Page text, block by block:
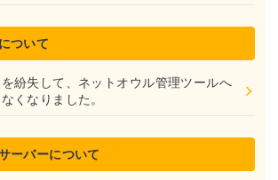
ついて
紛失して、ネットオウル管理ツールへ
くなりました。
ーバーについて